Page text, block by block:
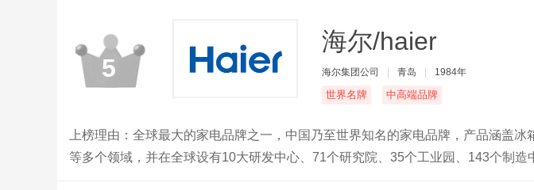
5
海尔/haier
海尔集团公司 青岛 1984年
世界名牌 中高端品牌
上榜理由：全球最大的家电品牌之一，中国乃至世界知名的家电品牌，产品涵盖
等多个领域，并在全球设有10大研发中心、71个研究院、35个工业园、143个制